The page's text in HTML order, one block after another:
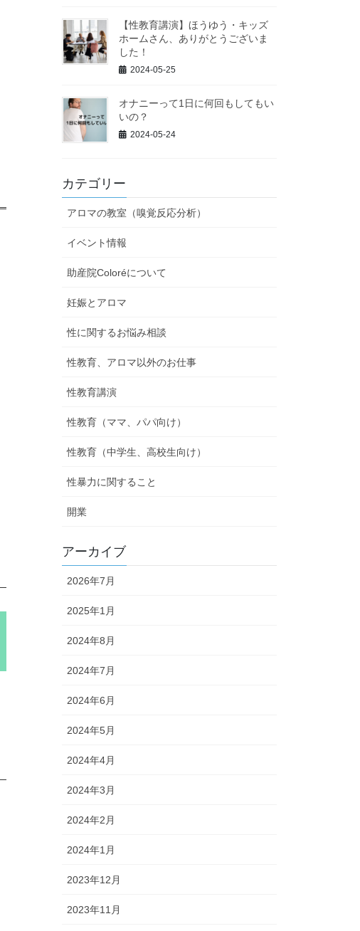
【性教育講演】ほうゆう・キッズ
ホームさん、ありがとうございま
した！
2024-05-25
オナニーって1日に何回もしてもい
いの？
2024-05-24
カテゴリー
アロマの教室（嗅覚反応分析）
イベント情報
助産院Coloréについて
妊娠とアロマ
性に関するお悩み相談
性教育、アロマ以外のお仕事
性教育講演
性教育（ママ、パパ向け）
性教育（中学生、高校生向け）
性暴力に関すること
開業
アーカイブ
2026年7月
2025年1月
2024年8月
2024年7月
2024年6月
2024年5月
2024年4月
2024年3月
2024年2月
2024年1月
2023年12月
2023年11月